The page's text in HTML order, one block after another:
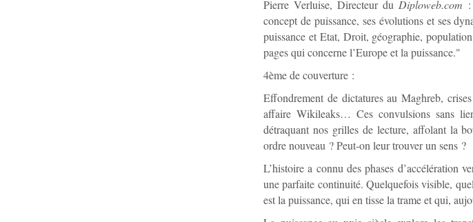
Pierre Verluise, Directeur du Diploweb.com
concept de puissance, ses évolutions et ses
puissance et Etat, Droit, géographie,
pages qui concerne l’Europe et la puissance."
4ème de couverture :
Effondrement de dictatures au Maghreb,
affaire Wikileaks… Ces convulsions sans
détraquant nos grilles de lecture, affolant la
ordre nouveau ? Peut-on leur trouver un sens ?
L’histoire a connu des phases d’accélération
une parfaite continuité. Quelquefois visible,
est la puissance, qui en tisse la trame et qui,